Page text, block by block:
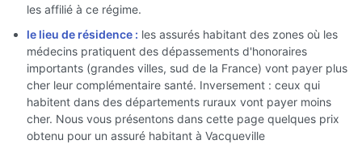
les affilié à ce régime.
le lieu de résidence : les assurés habitant des zones où les
médecins pratiquent des dépassements d'honoraires
importants (grandes villes, sud de la France) vont payer plus
cher leur complémentaire santé. Inversement : ceux qui
habitent dans des départements ruraux vont payer moins
cher. Nous vous présentons dans cette page quelques prix
obtenu pour un assuré habitant à Vacqueville